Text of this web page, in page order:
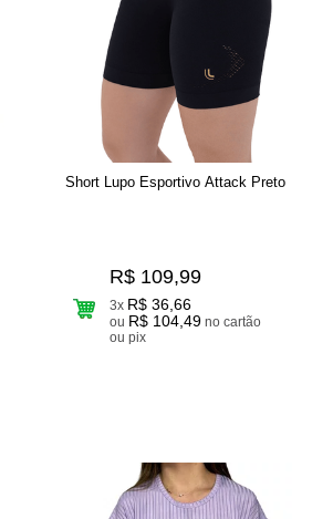
Short Lupo Esportivo Attack Preto
R$ 109,99
3x R$ 36,66
ou R$ 104,49 no cartão
ou pix